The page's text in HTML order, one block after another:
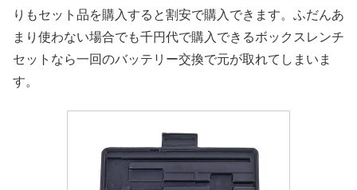
りもセット品を購入すると割安で購入できます。ふだんあ
まり使わない場合でも千円代で購入できるボックスレンチ
セットなら一回のバッテリー交換で元が取れてしまいま
す。